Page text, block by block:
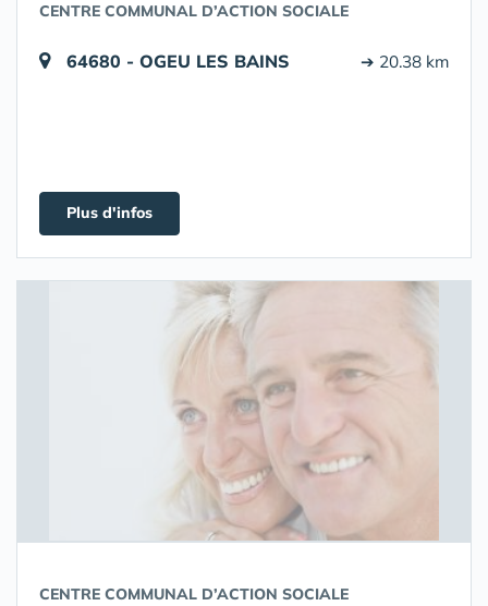
CENTRE COMMUNAL D’ACTION SOCIALE
64680 - OGEU LES BAINS ➔ 20.38 km
Plus d'infos
CENTRE COMMUNAL D’ACTION SOCIALE